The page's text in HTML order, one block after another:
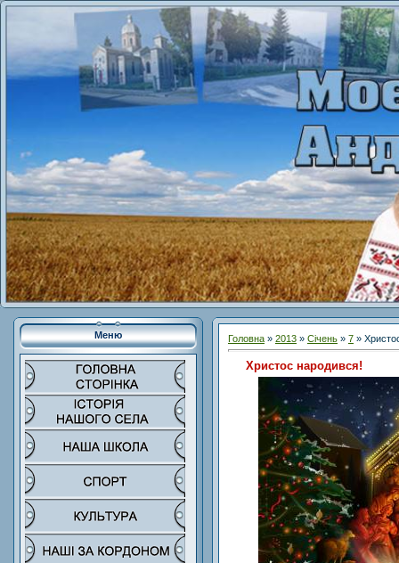
Меню Головна » 2013 » Січень » 7 »
Христос народився!